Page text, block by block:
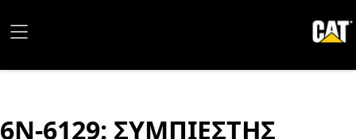
6N-6129: ΣΥΜΠΙΕΣΤΗΣ